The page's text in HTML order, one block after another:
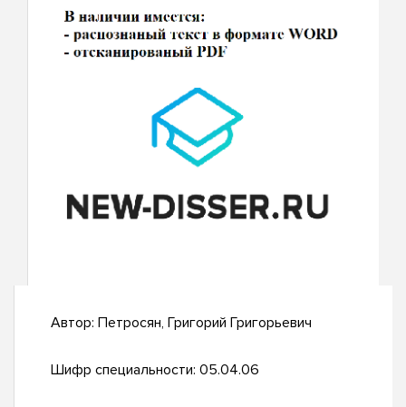
Автор: Петросян, Григорий Григорьевич
Шифр специальности: 05.04.06